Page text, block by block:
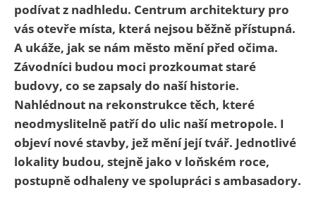
podívat z nadhledu. Centrum architektury pro
vás otevře místa, která nejsou běžně přístupná.
A ukáže, jak se nám město mění před očima.
Závodníci budou moci prozkoumat staré
budovy, co se zapsaly do naší historie.
Nahlédnout na rekonstrukce těch, které
neodmyslitelně patří do ulic naší metropole. I
objeví nové stavby, jež mění její tvář. Jednotlivé
lokality budou, stejně jako v loňském roce,
postupně odhaleny ve spolupráci s ambasadory.